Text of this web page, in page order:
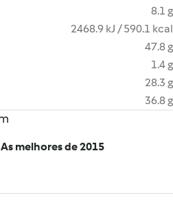
8.1 g
2468.9 kJ / 590.1 kcal
47.8 g
1.4 g
28.3 g
36.8 g
melhores de 2015